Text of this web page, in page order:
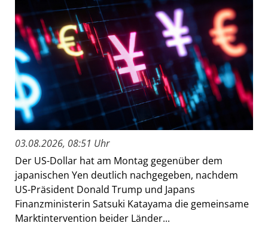
03.08.2026, 08:51 Uhr
Der US-Dollar hat am Montag gegenüber dem
japanischen Yen deutlich nachgegeben, nachdem
US-Präsident Donald Trump und Japans
Finanzministerin Satsuki Katayama die gemeinsame
Marktintervention beider Länder...